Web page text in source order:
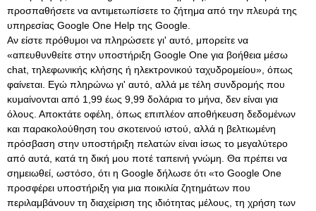
προσπαθήσετε να αντιμετωπίσετε το ζήτημα από την πλευρά της
υπηρεσίας Google One Help της Google.
Αν είστε πρόθυμοι να πληρώσετε γι' αυτό, μπορείτε να
«απευθυνθείτε στην υποστήριξη Google One για βοήθεια μέσω
chat, τηλεφωνικής κλήσης ή ηλεκτρονικού ταχυδρομείου», όπως
φαίνεται. Εγώ πληρώνω γι' αυτό, αλλά με τέλη συνδρομής που
κυμαίνονται από 1,99 έως 9,99 δολάρια το μήνα, δεν είναι για
όλους. Αποκτάτε οφέλη, όπως επιπλέον αποθήκευση δεδομένων
και παρακολούθηση του σκοτεινού ιστού, αλλά η βελτιωμένη
πρόσβαση στην υποστήριξη πελατών είναι ίσως το μεγαλύτερο
από αυτά, κατά τη δική μου ποτέ ταπεινή γνώμη. Θα πρέπει να
σημειωθεί, ωστόσο, ότι η Google δήλωσε ότι «το Google One
προσφέρει υποστήριξη για μια ποικιλία ζητημάτων που
περιλαμβάνουν τη διαχείριση της ιδιότητας μέλους, τη χρήση των